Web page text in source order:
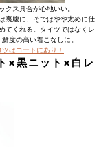
クス具合が心地いい。
裏腹に、そではやや太めに仕
てくれる。タイツではなくレ
度の高い着こなしに。
はコートにあり！
×黒ニット×白レ